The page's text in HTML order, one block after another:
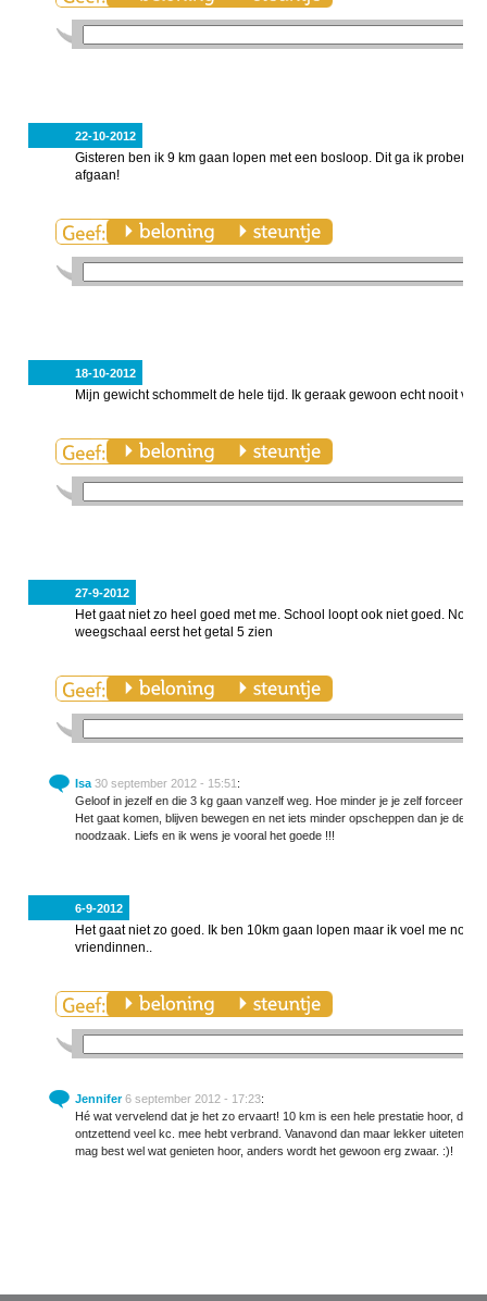
22-10-2012
Gisteren ben ik 9 km gaan lopen met een bosloop. Dit ga ik
afgaan!
18-10-2012
Mijn gewicht schommelt de hele tijd. Ik geraak gewoon echt nooit van
27-9-2012
Het gaat niet zo heel goed met me. School loopt ook niet goed. Nog
weegschaal eerst het getal 5 zien
Isa 30 september 2012 - 15:51 :
Geloof in jezelf en die 3 kg gaan vanzelf weg. Hoe minder je je zelf forceert
Het gaat komen, blijven bewegen en net iets minder opscheppen dan je
noodzaak. Liefs en ik wens je vooral het goede !!!
6-9-2012
Het gaat niet zo goed. Ik ben 10km gaan lopen maar ik voel me nog
vriendinnen..
Jennifer 6 september 2012 - 17:23:
Hé wat vervelend dat je het zo ervaart! 10 km is een hele prestatie hoor,
ontzettend veel kc. mee hebt verbrand. Vanavond dan maar lekker uiteten,
mag best wel wat genieten hoor, anders wordt het gewoon erg zwaar. :)!